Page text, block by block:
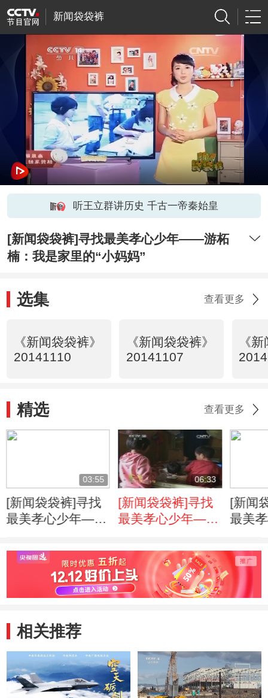
新闻袋袋裤
听王立群讲历史 千古一帝秦始皇
[新闻袋袋裤]寻找最美孝心少年——游柘
楠：我是家里的“小妈妈”
选集 查看更多
《新闻袋袋裤》
20141110
《新闻袋袋裤》
20141107
《
精选 查看更多
03:55
[新闻袋袋裤]寻找
最美孝心少年——
爷奶奶在一起
06:33
[新闻袋袋裤]寻找
最美孝心少年——
的“小妈妈”
[新闻
最美
远的
相关推荐